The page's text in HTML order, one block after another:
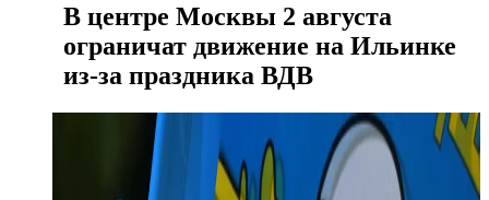
В центре Москвы 2 августа
ограничат движение на Ильинке
из-за праздника ВДВ